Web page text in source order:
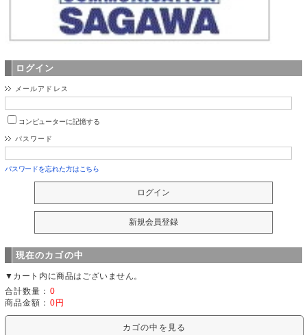
ログイン
メールアドレス
コンピューターに記憶する
パスワード
パスワードを忘れた方はこちら
現在のカゴの中
▼カート内に商品はございません。
合計数量： 0
商品金額： 0円
カゴの中を見る